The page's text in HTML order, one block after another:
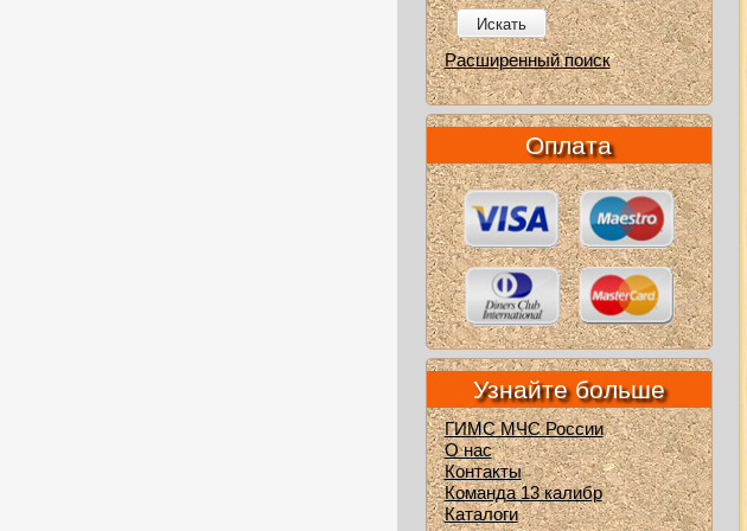
Искать
Расширенный поиск
Оплата
Узнайте больше
ГИМС МЧС России
О нас
Контакты
Команда 13 калибр
Каталоги